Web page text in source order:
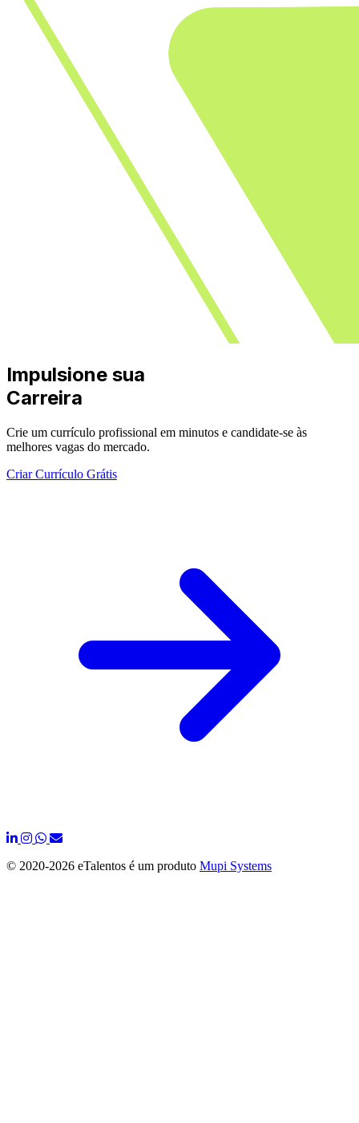
Impulsione sua
Carreira
Crie um currículo profissional em minutos e candidate-se às
melhores vagas do mercado.
Criar Currículo Grátis
© 2020-2026 eTalentos é um produto Mupi Systems